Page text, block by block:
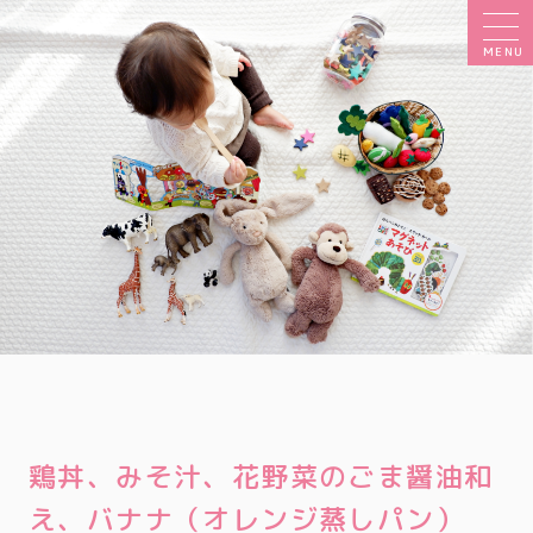
MENU
鶏丼、みそ汁、花野菜のごま醤油和
え、バナナ（オレンジ蒸しパン）